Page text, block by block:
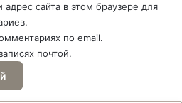
сайта в этом браузере для
по email.
почтой.